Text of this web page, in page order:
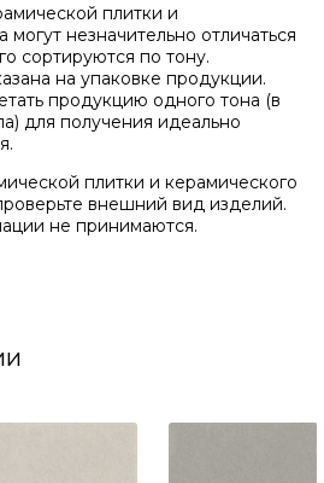
плитки и
могут незначительно отличаться
сортируются по тону.
на упаковке продукции.
продукцию одного тона (в
для получения идеально
плитки и керамического
внешний вид изделий.
не принимаются.